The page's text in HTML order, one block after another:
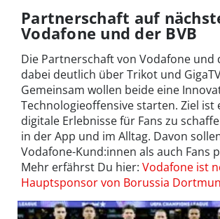
Partnerschaft auf
Vodafone und der BVB
Die Partnerschaft von Vodafone und
dabei deutlich über Trikot und
Gemeinsam wollen beide eine
Technologieoffensive starten. Ziel ist
digitale Erlebnisse für Fans zu
in der App und im Alltag. Davon
Vodafone-Kund:innen als auch Fans
Mehr erfährst Du hier: Vodafone ist
Hauptsponsor von Borussia